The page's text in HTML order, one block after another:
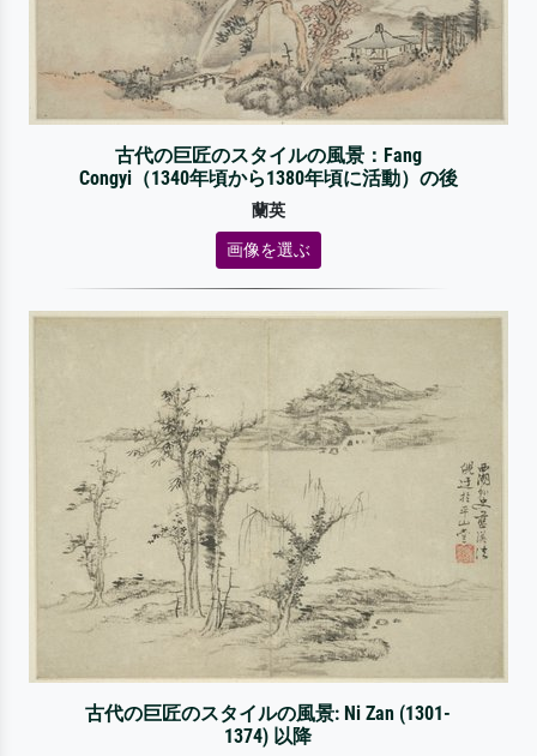
古代の巨匠のスタイルの風景：Fang
Congyi（1340年頃から1380年頃に活動）の後
蘭英
画像を選ぶ
古代の巨匠のスタイルの風景: Ni Zan (1301-
1374) 以降